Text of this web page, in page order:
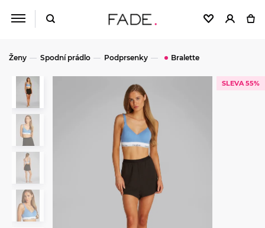
Ženy Spodní prádlo Podprsenky Bralette
SLEVA 55%